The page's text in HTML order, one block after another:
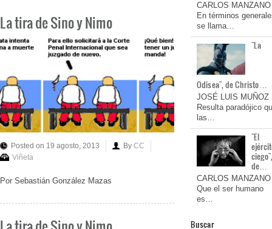
La tira de Sino y Nimo
Posted on 19 agosto, 2013 By CC
Viñeta
Por Sebastián González Mazas
CARLOS MANZANO
En términos
se llama…
"La
Odisea", de Christo…
JOSÉ LUIS MUÑOZ
Resulta paradójico
las…
"El
de…
CARLOS MANZANO
Que el ser humano
es…
Buscar